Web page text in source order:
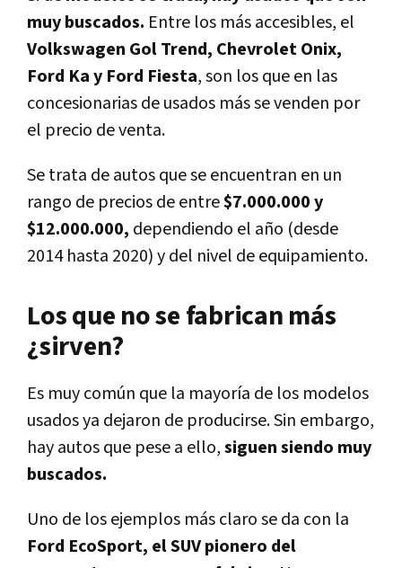
muy buscados. Entre los más accesibles, el
Volkswagen Gol Trend, Chevrolet Onix,
Ford Ka y Ford Fiesta, son los que en las
concesionarias de usados más se venden por
el precio de venta.
Se trata de autos que se encuentran en un
rango de precios de entre$7.000.000 y
$12.000.000, dependiendo el año (desde
2014 hasta 2020) y del nivel de equipamiento.
Los que no se fabrican más
¿sirven?
Es muy común que la mayoría de los modelos
usados ya dejaron de producirse. Sin embargo,
hay autos que pese a ello,siguen siendo muy
buscados.
Uno de los ejemplos más claro se da con la
Ford EcoSport, el SUV pionero del